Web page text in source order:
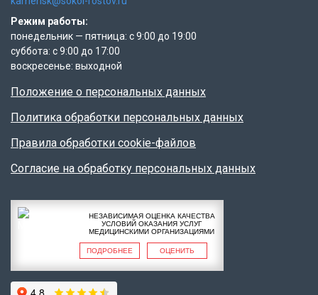
Режим работы:
понедельник — пятница: с 9:00 до 19:00
суббота: с 9:00 до 17:00
воскресенье: выходной
Положение о персональных данных
Политика обработки персональных данных
Правила обработки cookie-файлов
Согласие на обработку персональных данных
НЕЗАВИСИМАЯ ОЦЕНКА КАЧЕСТВА
УСЛОВИЙ ОКАЗАНИЯ УСЛУГ
МЕДИЦИНСКИМИ ОРГАНИЗАЦИЯМИ
ПОДРОБНЕЕ ОЦЕНИТЬ